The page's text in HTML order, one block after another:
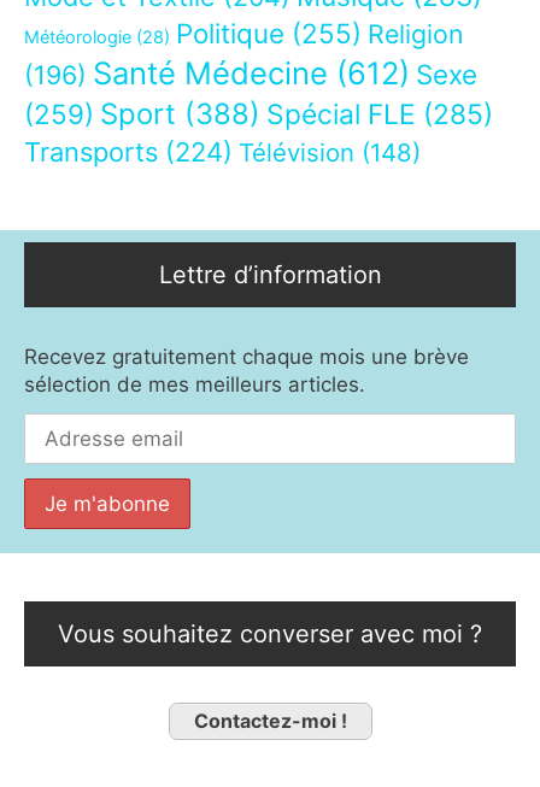
Météorologie (28) Politique (255) Religion
(196) Santé Médecine (612) Sexe
(259) Sport (388) Spécial FLE (285)
Transports (224) Télévision (148)
Lettre d’information
Recevez gratuitement chaque mois une brève
sélection de mes meilleurs articles.
Vous souhaitez converser avec moi ?
Contactez-moi !